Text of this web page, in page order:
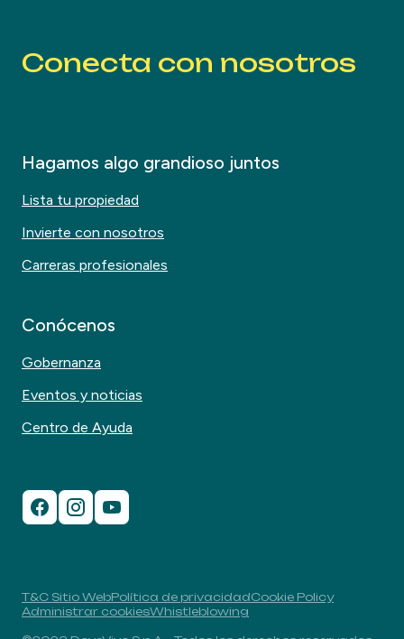
Conecta con nosotros
Hagamos algo grandioso juntos
Lista tu propiedad
Invierte con nosotros
Carreras profesionales
Conócenos
Gobernanza
Eventos y noticias
Centro de Ayuda
T&C Sitio WebPolítica de privacidadCookie Policy
Administrar cookiesWhistleblowing